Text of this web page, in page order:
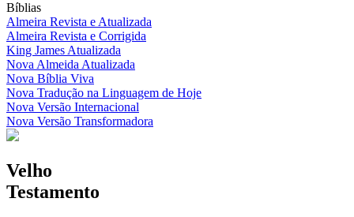
Bíblias
Almeira Revista e Atualizada
Almeira Revista e Corrigida
King James Atualizada
Nova Almeida Atualizada
Nova Bíblia Viva
Nova Tradução na Linguagem de Hoje
Nova Versão Internacional
Nova Versão Transformadora
Velho
Testamento